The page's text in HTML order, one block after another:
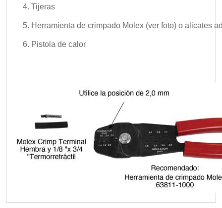
Tijeras
Herramienta de crimpado Molex (ver foto) o alicates
Pistola de calor